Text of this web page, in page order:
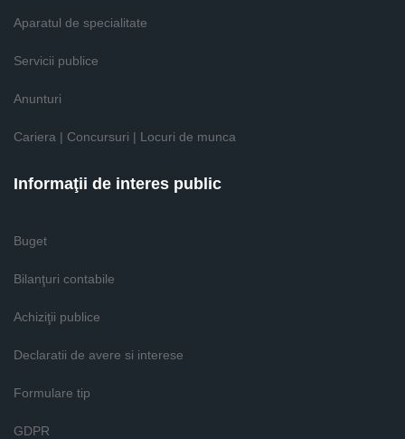
Aparatul de specialitate
Servicii publice
Anunturi
Cariera | Concursuri | Locuri de munca
Informaţii de interes public
Buget
Bilanţuri contabile
Achiziţii publice
Declaratii de avere si interese
Formulare tip
GDPR